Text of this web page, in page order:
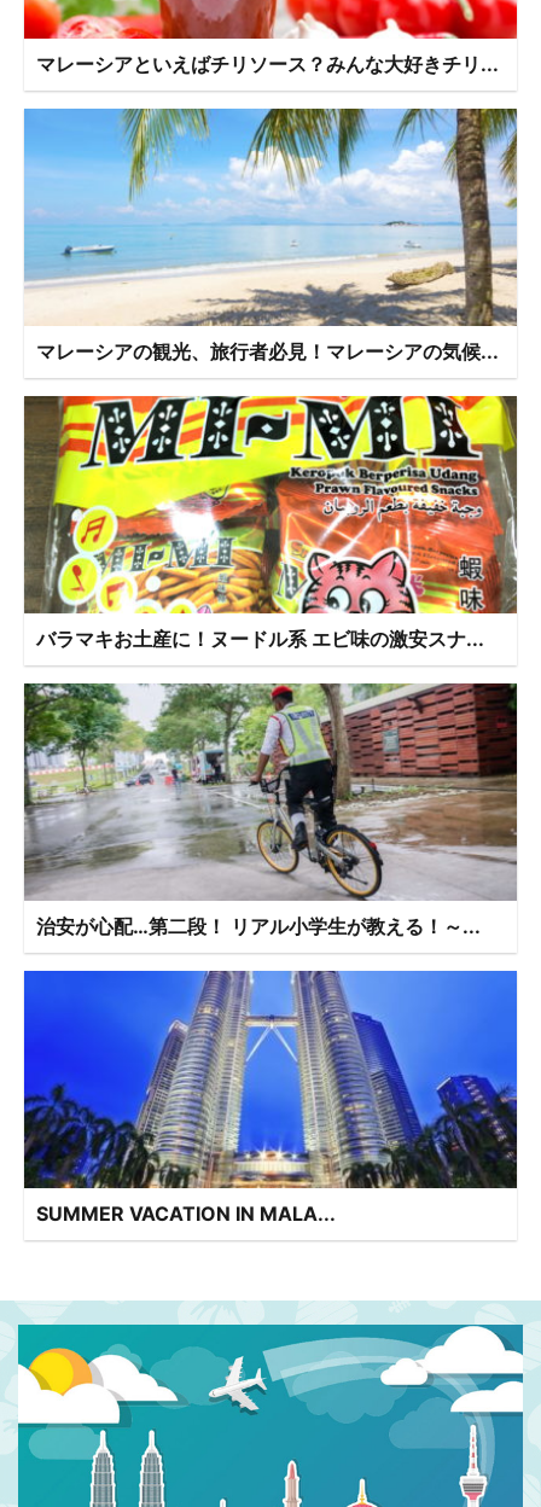
マレーシアといえばチリソース？みんな大好きチリ...
マレーシアの観光、旅行者必見！マレーシアの気候...
バラマキお土産に！ヌードル系 エビ味の激安スナ...
治安が心配…第二段！ リアル小学生が教える！～...
SUMMER VACATION IN MALA...